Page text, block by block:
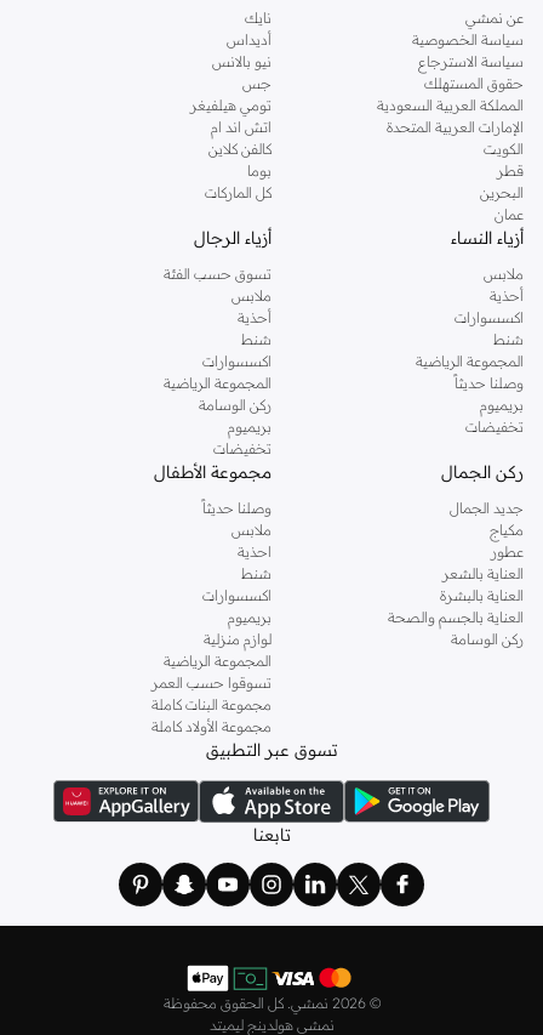
عن نمشي
سياسة الخصوصية
سياسة الاسترجاع
حقوق المستهلك
المملكة العربية السعودية
الإمارات العربية المتحدة
الكويت
قطر
البحرين
عمان
نايك
أديداس
نيو بالانس
جس
تومي هيلفيغر
اتش اند ام
كالفن كلاين
بوما
كل الماركات
أزياء النساء
ملابس
أحذية
اكسسوارات
شنط
المجموعة الرياضية
وصلنا حديثاً
بريميوم
تخفيضات
أزياء الرجال
تسوق حسب الفئة
ملابس
أحذية
شنط
اكسسوارات
المجموعة الرياضية
ركن الوسامة
بريميوم
تخفيضات
ركن الجمال
جديد الجمال
مكياج
عطور
العناية بالشعر
العناية بالبشرة
العناية بالجسم والصحة
ركن الوسامة
مجموعة الأطفال
وصلنا حديثاً
ملابس
احذية
شنط
اكسسوارات
بريميوم
لوازم منزلية
المجموعة الرياضية
تسوقوا حسب العمر
مجموعة البنات كاملة
مجموعة الأولاد كاملة
تسوق عبر التطبيق
تابعنا
© 2026 نمشي. كل الحقوق محفوظة
نمشي هولدينج ليميتد